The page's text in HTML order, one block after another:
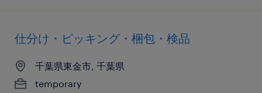
仕分け・ピッキング・梱包・検品
千葉県東金市, 千葉県
temporary